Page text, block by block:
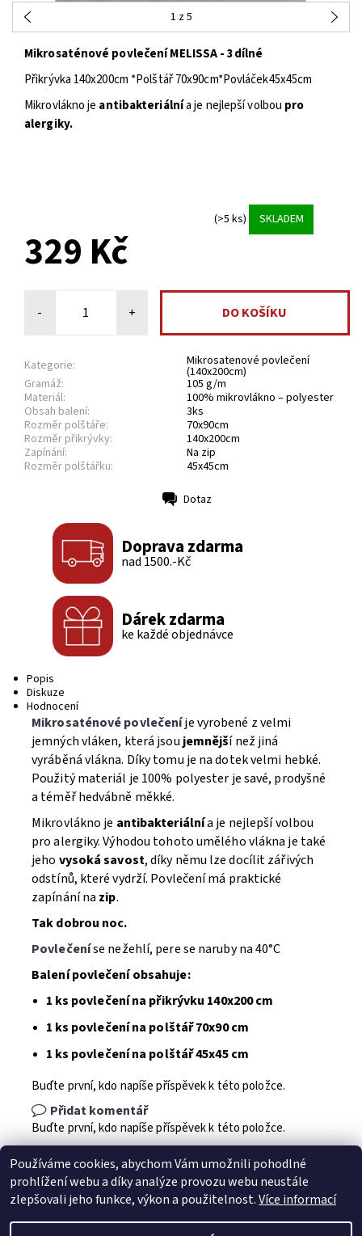
1 z 5
Mikrosaténové povlečení MELISSA - 3dílné
Přikrývka 140x200cm *Polštář 70x90cm*Povláček45x45cm
Mikrovlákno je antibakteriálnía je nejlepší volbou pro
alergiky.
(>5 ks) SKLADEM
329 Kč
- +
Kategorie: Mikrosatenové povlečení
(140x200cm)
Gramáž:
105 g/m
Materiál:
100% mikrovlákno – polyester
Obsah balení:
3ks
Rozměr polštáře:
70x90cm
Rozměr přikrývky:
140x200cm
Zapínání:
Na zip
Rozměr polštářku:
45x45cm
Dotaz
Doprava zdarma
nad 1500.-Kč
Dárek zdarma
ke každé objednávce
Popis
Diskuze
Hodnocení
Mikrosaténové povlečeníje vyrobené z velmi
jemných vláken, která jsou jemnější než jiná
vyráběná vlákna. Díky tomu je na dotek velmi hebké.
Použitý materiál je 100% polyester je savé, prodyšné
a téměř hedvábně měkké.
Mikrovlákno je antibakteriálnía je nejlepší volbou
pro alergiky. Výhodou tohoto umělého vlákna je také
jeho vysoká savost, díky němu lze docílit zářivých
odstínů, které vydrží. Povlečení má praktické
zapínání na zip.
Tak dobrou noc.
Povlečeníse nežehlí, pere se naruby na 40°C
Balení povlečení obsahuje:
1 ks povlečení na přikrývku 140x200 cm
1 ks povlečení na polštář 70x90 cm
1 ks povlečení na polštář 45x45 cm
Buďte první, kdo napíše příspěvek k této položce.
Přidat komentář
Buďte první, kdo napíše příspěvek k této položce.
Používáme cookies, abychom Vám umožnili pohodlné
prohlížení webu a díky analýze provozu webu neustále
zlepšovali jeho funkce, výkon a použitelnost.Více informací